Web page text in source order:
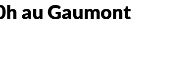
au Gaumont